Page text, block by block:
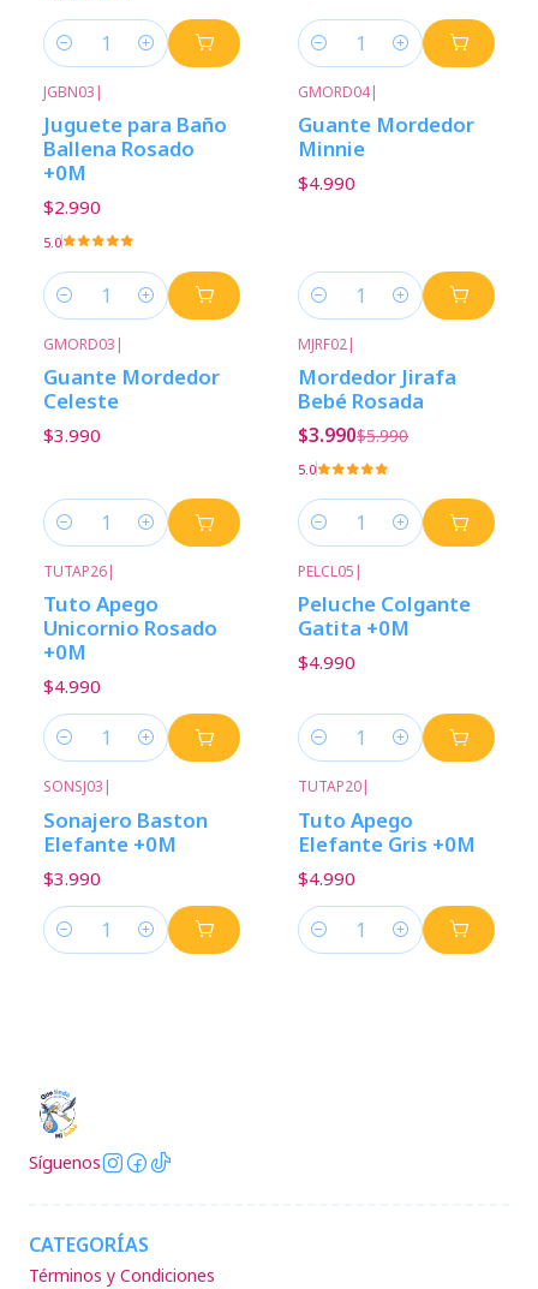
Cantidad Cantidad
JGBN03 |
Juguete para Baño
Ballena Rosado
+0M
$2.990
5.0
Cantidad
GMORD04|
Guante Mordedor
Minnie
$4.990
Cantidad
GMORD03 |
Guante Mordedor
Celeste
$3.990
Cantidad
MJRF02|
Mordedor Jirafa
Bebé Rosada
$3.990$5.990
5.0
Cantidad
TUTAP26|
Tuto Apego
Unicornio Rosado
+0M
$4.990
Cantidad
PELCL05 |
Peluche Colgante
Gatita +0M
$4.990
Cantidad
SONSJ03 |
Sonajero Baston
Elefante +0M
$3.990
Cantidad
TUTAP20|
Tuto Apego
Elefante Gris +0M
$4.990
Cantidad
Síguenos
CATEGORÍAS
Términos y Condiciones